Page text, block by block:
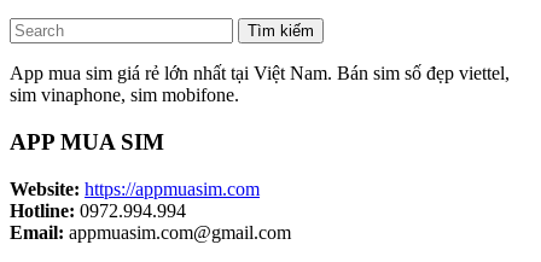
Tìm kiếm
App mua sim giá rẻ lớn nhất tại Việt Nam. Bán sim số đẹp viettel,
sim vinaphone, sim mobifone.
APP MUA SIM
Website: https://appmuasim.com
Hotline: 0972.994.994
Email: appmuasim.com@gmail.com